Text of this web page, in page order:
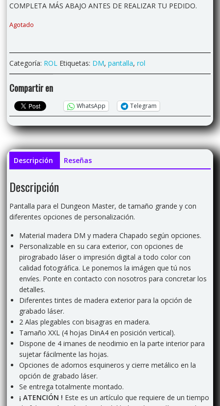
COMPLETA MÁS ABAJO ANTES DE REALIZAR TU PEDIDO.
Agotado
Categoría: ROL Etiquetas: DM, pantalla, rol
Compartir en
WhatsApp Telegram
Descripción Reseñas
Descripción
Pantalla para el Dungeon Master, de tamaño grande y con
diferentes opciones de personalización.
Material madera DM y madera Chapado según opciones.
Personalizable en su cara exterior, con opciones de
pirograbado láser o impresión digital a todo color con
calidad fotográfica. Le ponemos la imágen que tú nos
envíes. Ponte en contacto con nosotros para concretar los
detalles.
Diferentes tintes de madera exterior para la opción de
grabado láser.
2 Alas plegables con bisagras en madera.
Tamaño XXL (4 hojas DinA4 en posición vertical).
Dispone de 4 imanes de neodimio en la parte interior para
sujetar fácilmente las hojas.
Opciones de adornos esquineros y cierre metálico en la
opción de grabado láser.
Se entrega totalmente montado.
¡ ATENCIÓN ! Este es un artículo que requiere de un tiempo